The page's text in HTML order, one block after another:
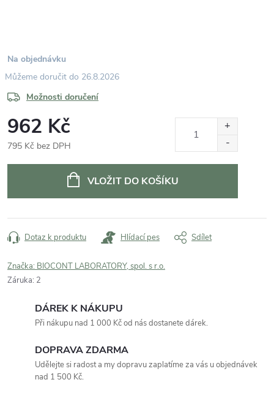
Na objednávku
26.8.2026
Možnosti doručení
962 Kč
795 Kč bez DPH
VLOŽIT DO KOŠÍKU
Dotaz k produktu Hlídací pes Sdílet
Značka: BIOCONT LABORATORY, spol. s r.o.
Záruka: 2
DÁREK K NÁKUPU
Při nákupu nad 1 000 Kč od nás dostanete dárek.
DOPRAVA ZDARMA
Udělejte si radost a my dopravu zaplatíme za vás u objednávek
nad 1 500 Kč.